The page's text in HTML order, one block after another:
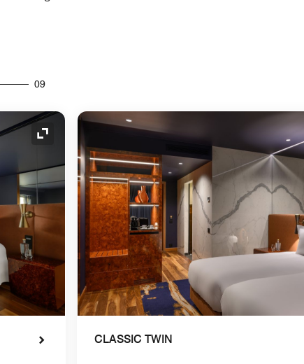
09
Ícone de expansão
CLASSIC TWIN